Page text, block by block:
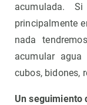
acumulada.
principalmente
nada
acumular
cubos, bidones,
Un seguimiento